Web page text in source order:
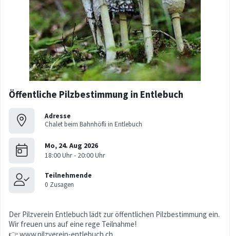
Öffentliche Pilzbestimmung in Entlebuch
Adresse
Chalet beim Bahnhöfli in Entlebuch
Der Pilzverein Entlebuch lädt zur öffentlichen Pilzbestimmung ein.
Wir freuen uns auf eine rege Teilnahme!